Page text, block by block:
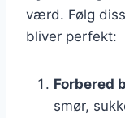
værd. Følg
bliver perfekt:
Forbered
smør,